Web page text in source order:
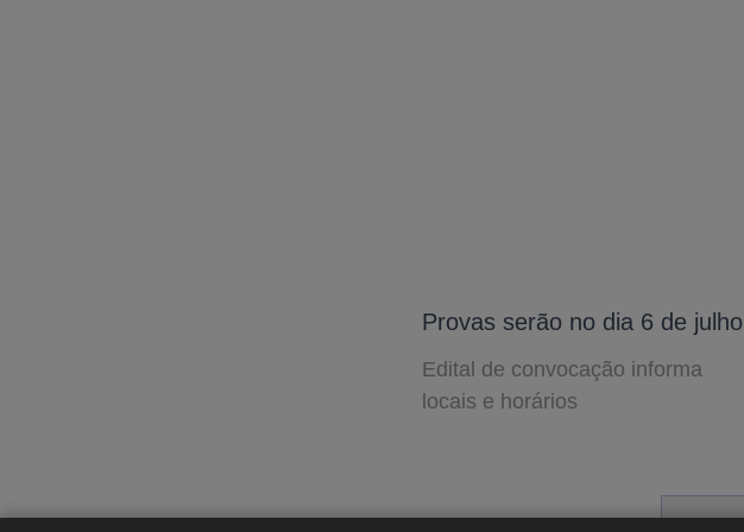
Provas serão no dia 6 de julho
Edital de convocação informa
locais e horários